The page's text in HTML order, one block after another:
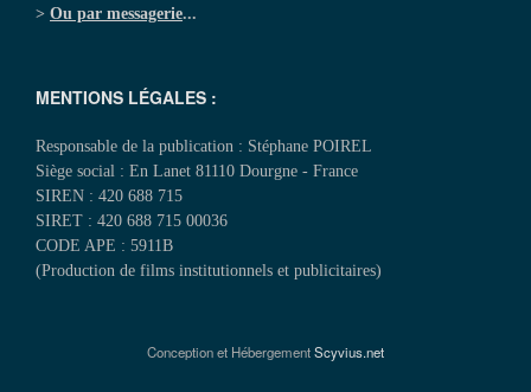
> Ou par messagerie...
MENTIONS LÉGALES :
Responsable de la publication : Stéphane POIREL
Siège social : En Lanet 81110 Dourgne - France
SIREN : 420 688 715
SIRET : 420 688 715 00036
CODE APE : 5911B
(Production de films institutionnels et publicitaires)
Conception et HébergementScyvius.net